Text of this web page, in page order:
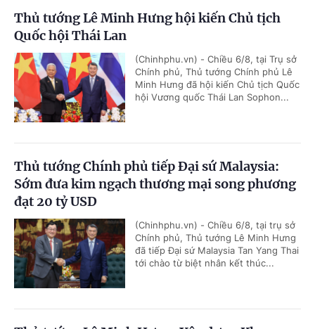
Thủ tướng Lê Minh Hưng hội kiến Chủ tịch
Quốc hội Thái Lan
(Chinhphu.vn) - Chiều 6/8, tại Trụ sở
Chính phủ, Thủ tướng Chính phủ Lê
Minh Hưng đã hội kiến Chủ tịch Quốc
hội Vương quốc Thái Lan Sophon...
Thủ tướng Chính phủ tiếp Đại sứ Malaysia:
Sớm đưa kim ngạch thương mại song phương
đạt 20 tỷ USD
(Chinhphu.vn) - Chiều 6/8, tại trụ sở
Chính phủ, Thủ tướng Lê Minh Hưng
đã tiếp Đại sứ Malaysia Tan Yang Thai
tới chào từ biệt nhân kết thúc...